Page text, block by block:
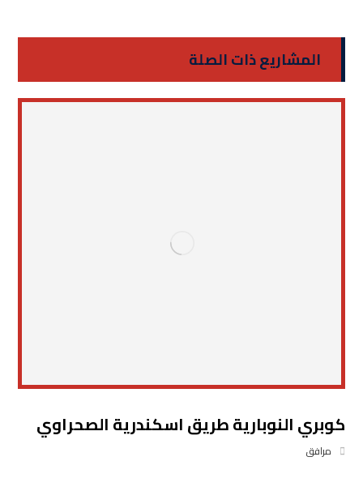
المشاريع ذات الصلة
كوبري النوبارية طريق اسكندرية الصحراوي
مرافق